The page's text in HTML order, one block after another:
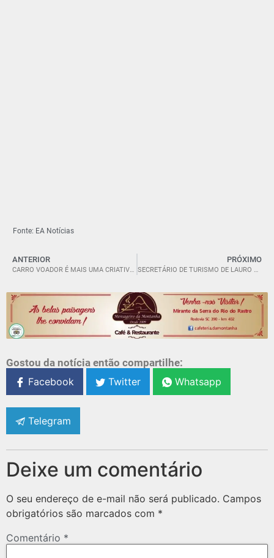
Fonte: EA Notícias
ANTERIOR
CARRO VOADOR É MAIS UMA CRIATIVA ATRAÇÃO DE PEDRAS GRANDES/SC.
PRÓXIMO
SECRETÁRIO DE TURISMO DE LAURO MÜLLER/SC DESTACA AÇÕES NO SALÃO NACIONAL DO TURISMO.
Gostou da notícia então compartilhe:
Facebook
Twitter Whatsapp
Telegram
Deixe um comentário
O seu endereço de e-mail não será publicado. Campos
obrigatórios são marcados com *
Comentário *